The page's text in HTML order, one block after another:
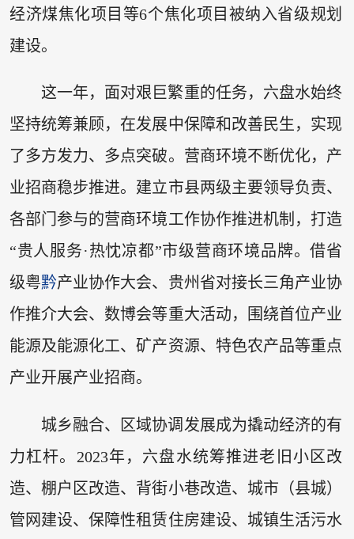
经济煤焦化项目等6个焦化项目被纳入省级规划
建设。
这一年，面对艰巨繁重的任务，六盘水始终
坚持统筹兼顾，在发展中保障和改善民生，实现
了多方发力、多点突破。营商环境不断优化，产
业招商稳步推进。建立市县两级主要领导负责、
各部门参与的营商环境工作协作推进机制，打造
“贵人服务·热忱凉都”市级营商环境品牌。借省
级粤黔产业协作大会、贵州省对接长三角产业协
作推介大会、数博会等重大活动，围绕首位产业
能源及能源化工、矿产资源、特色农产品等重点
产业开展产业招商。
城乡融合、区域协调发展成为撬动经济的有
力杠杆。2023年，六盘水统筹推进老旧小区改
造、棚户区改造、背街小巷改造、城市（县城）
管网建设、保障性租赁住房建设、城镇生活污水